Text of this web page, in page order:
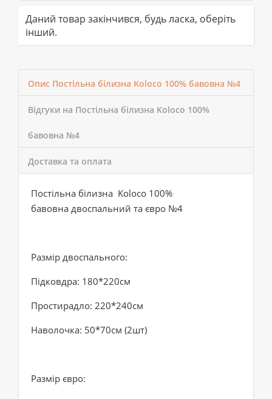
Даний товар закінчився, будь ласка, оберіть
інший.
Опис Постільна білизна Koloco 100% бавовна №4
Відгуки на Постільна білизна Koloco 100%
бавовна №4
Доставка та оплата
Постільна білизна Koloco 100%
бавовна двоспальний та євро №4
Размір двоспального:
Підковдра: 180*220см
Простирадло: 220*240см
Наволочка: 50*70см (2шт)
Размір євро: